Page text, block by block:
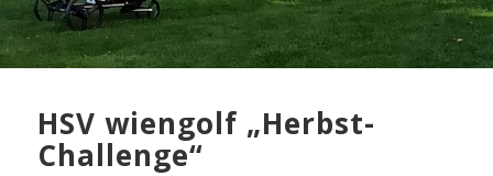
HSV wiengolf „Herbst-
Challenge“